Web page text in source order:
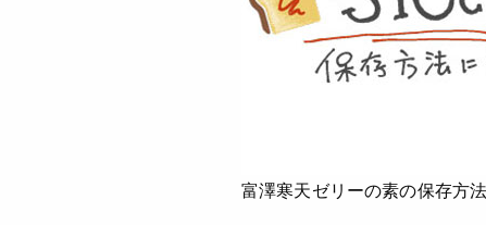
富澤寒天ゼリーの素の保存方法